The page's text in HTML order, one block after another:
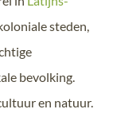
steden,
bevolking.
en natuur.